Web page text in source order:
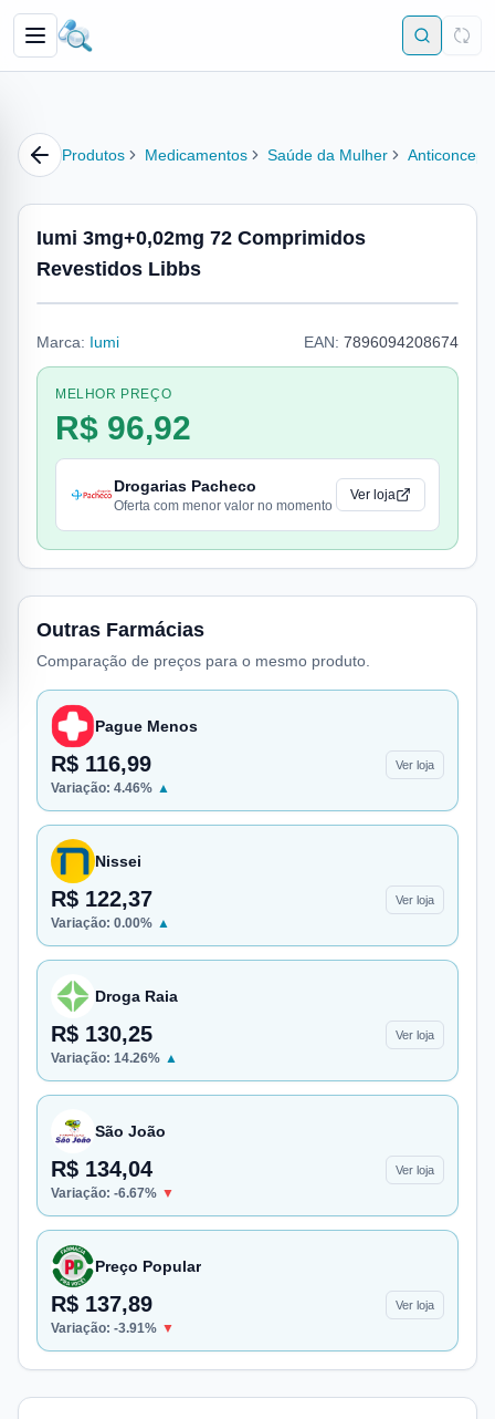
Produtos Medicamentos Saúde da Mulher
Iumi 3mg+0,02mg 72 Comprimidos
Revestidos Libbs
Marca: Iumi EAN: 7896094208674
MELHOR PREÇO
R$ 96,92
Drogarias Pacheco
Oferta com menor valor no momento
Ver loja
Outras Farmácias
Comparação de preços para o mesmo produto.
Pague Menos
R$ 116,99 Ver loja
Variação: 4.46% ▲
Nissei
R$ 122,37 Ver loja
Variação: 0.00% ▲
Droga Raia
R$ 130,25 Ver loja
Variação: 14.26% ▲
São João
R$ 134,04 Ver loja
Variação: -6.67% ▼
Preço Popular
R$ 137,89 Ver loja
Variação: -3.91% ▼